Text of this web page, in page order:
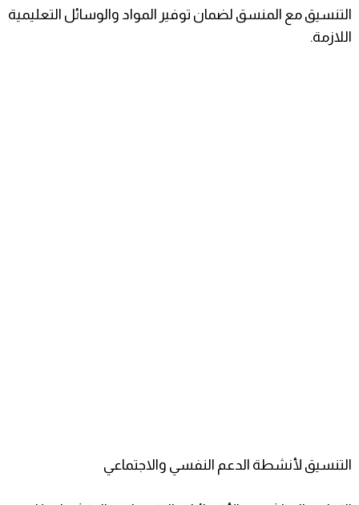
التنسيق مع المنسق لضمان توفير المواد والوسائل التعليمية
اللازمة.
التنسيق لأنشطة الدعم النفسي والاجتماعي